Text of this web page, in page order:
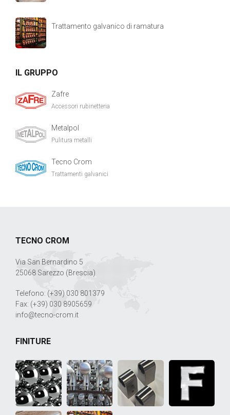
Trattamento galvanico di ramatura
IL GRUPPO
Zafre
Accessori rubinetteria
Metalpol
Pulitura metalli
Tecno Crom
Trattamenti galvanici
TECNO CROM
Via San Bernardino 5
25068 Sarezzo (Brescia)
Telefono: (+39) 030 801379
Fax: (+39) 030 8905659
info@tecno-crom.it
FINITURE